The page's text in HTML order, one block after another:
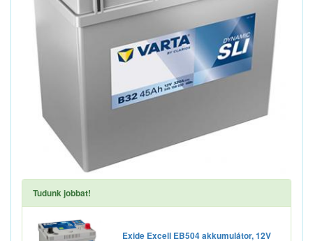
Tudunk jobbat!
Exide Excell EB504 akkumulátor, 12V